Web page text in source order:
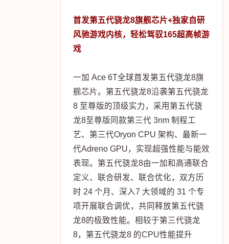
首发第五代骁龙8旗舰芯片+独家自研
风驰游戏内核，轻松驾驭165超高帧游
戏
一加 Ace 6T全球首发第五代骁龙8旗
舰芯片。第五代骁龙8沿袭第五代骁龙
8 至尊版的顶级实力，采用第五代骁
龙8至尊版同款第三代 3nm 制程工
艺、第三代Oryon CPU 架构、最新一
代Adreno GPU，实现超强性能与能效
表现。第五代骁龙8由一加和高通联合
定义、联合研发、联合优化，双方历
时 24 个月、深入7 大领域的 31 个专
项开展联合调优，共同释放第五代骁
龙8的极致性能。相较于第三代骁龙
8，第五代骁龙8 的CPU性能提升